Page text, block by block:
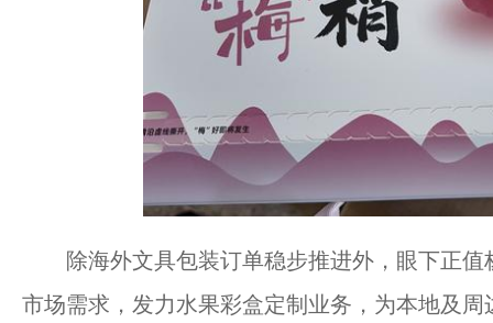
除海外文具包装订单稳步推进外，眼下正值
市场需求，发力水果彩盒定制业务，为本地及